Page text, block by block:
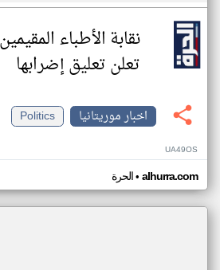
نقابة الأطباء
تعلن تعليق إضرابها
اخبار موريتانيا
Politics
UA49OS
الحرة• alhurra.com